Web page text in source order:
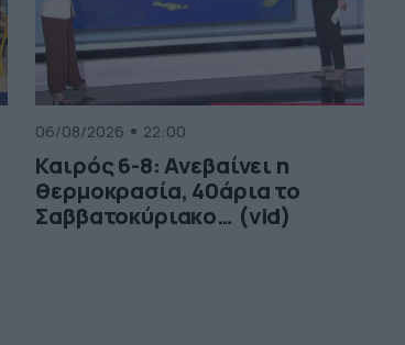
06/08/2026 22:00
Καιρός 6-8: Ανεβαίνει η
θερμοκρασία, 40άρια το
Σαββατοκύριακο… (vid)